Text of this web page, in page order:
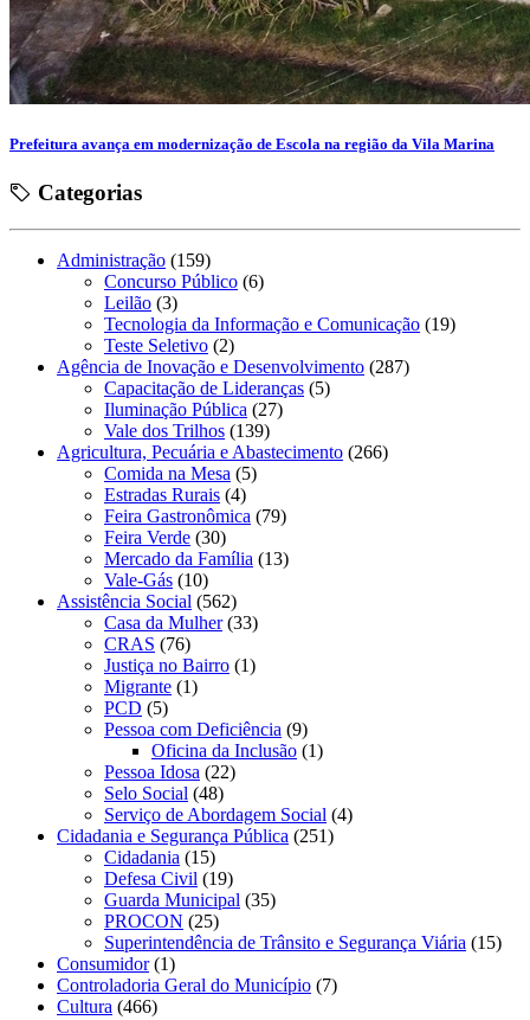
Prefeitura avança em modernização de Escola na região da Vila Marina
Categorias
Administração (159)
Concurso Público (6)
Leilão (3)
Tecnologia da Informação e Comunicação (19)
Teste Seletivo (2)
Agência de Inovação e Desenvolvimento (287)
Capacitação de Lideranças (5)
Iluminação Pública (27)
Vale dos Trilhos (139)
Agricultura, Pecuária e Abastecimento (266)
Comida na Mesa (5)
Estradas Rurais (4)
Feira Gastronômica (79)
Feira Verde (30)
Mercado da Família (13)
Vale-Gás (10)
Assistência Social (562)
Casa da Mulher(33)
CRAS (76)
Justiça no Bairro (1)
Migrante (1)
PCD (5)
Pessoa com Deficiência (9)
Oficina da Inclusão (1)
Pessoa Idosa (22)
Selo Social (48)
Serviço de Abordagem Social (4)
Cidadania e Segurança Pública (251)
Cidadania (15)
Defesa Civil (19)
Guarda Municipal (35)
PROCON (25)
Superintendência de Trânsito e Segurança Viária (15)
Consumidor(1)
Controladoria Geral do Município (7)
Cultura (466)